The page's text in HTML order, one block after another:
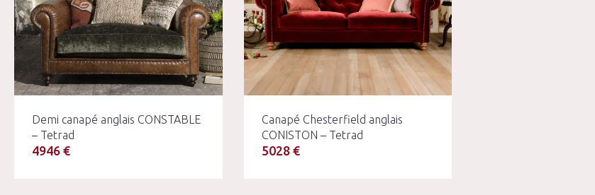
Demi canapé anglais CONSTABLE
– Tetrad
4946 €
Canapé Chesterfield anglais
CONISTON – Tetrad
5028 €